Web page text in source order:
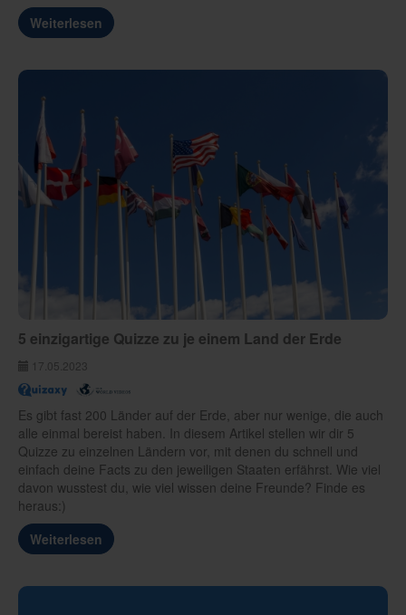
Weiterlesen
5 einzigartige Quizze zu je einem Land der Erde
17.05.2023
Es gibt fast 200 Länder auf der Erde, aber nur wenige, die auch
alle einmal bereist haben. In diesem Artikel stellen wir dir 5
Quizze zu einzelnen Ländern vor, mit denen du schnell und
einfach deine Facts zu den jeweiligen Staaten erfährst. Wie viel
davon wusstest du, wie viel wissen deine Freunde? Finde es
heraus:)
Weiterlesen